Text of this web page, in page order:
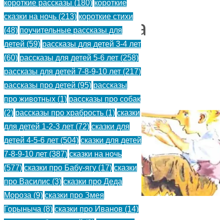
Д.И.
Хармса
Д.И.
Врун
короткие рассказы (180) короткие
сказки на ночь (213) короткие стихи
(48) поучительные рассказы для
детей (59) рассказы для детей 3-4 лет
(60) рассказы для детей 5-6 лет (258)
рассказы для детей 7-8-9-10 лет (217)
рассказы про детей (95) рассказы
про животных (1) рассказы про собак
(2) рассказы про храбрость (1) сказки
для детей 1-2-3 лет (72) сказки для
детей 4-5-6 лет (504) сказки для детей
7-8-9-10 лет (387) сказки на ночь
(577) сказки про Бабу-ягу (17) сказки
про Василис (3) сказки про Деда
Мороза (9) сказки про Змея
Горыныча (8) сказки про Иванов (14)